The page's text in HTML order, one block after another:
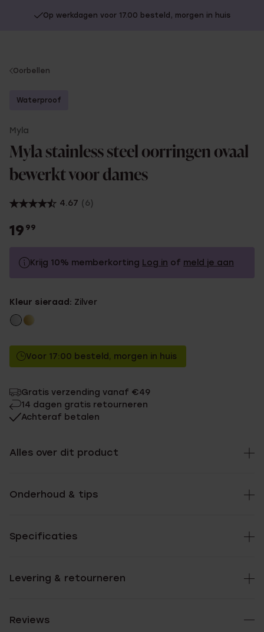
Op werkdagen voor 17.00 besteld, morgen in huis
You
here:
Oorbellen
Waterproof
Myla
Myla stainless steel oorringen ovaal
bewerkt voor dames
4.67 (6)
19 99
Krijg 10% memberkorting Log in of meld je aan
Zonder memberkorting
Kleur sieraad: Zilver
Voor 17:00 besteld, morgen in huis
Gratis verzending vanaf €49
14 dagen gratis retourneren
Achteraf betalen
Alles over dit product
Onderhoud & tips
Specificaties
Levering & retourneren
Reviews